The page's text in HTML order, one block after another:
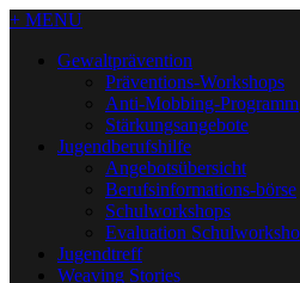
+ MENU
Gewaltprävention
Präventions-Workshops
Anti-Mobbing-Programm
Stärkungsangebote
Jugendberufshilfe
Angebotsübersicht
Berufsinformations-börse
Schulworkshops
Evaluation
Jugendtreff
Weaving Stories